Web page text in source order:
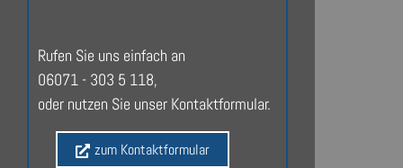
Rufen Sie uns einfach an
06071 - 303 5 118,
oder nutzen Sie unser Kontaktformular.
zum Kontaktformular